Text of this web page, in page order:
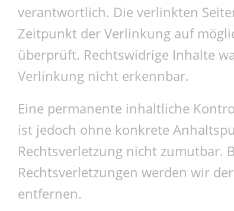
verantwortlich. Die verlinkten
Zeitpunkt der Verlinkung auf
überprüft. Rechtswidrige Inhalte
Verlinkung nicht erkennbar.
Eine permanente inhaltliche
ist jedoch ohne konkrete
Rechtsverletzung nicht zumutbar.
Rechtsverletzungen werden wir
entfernen.